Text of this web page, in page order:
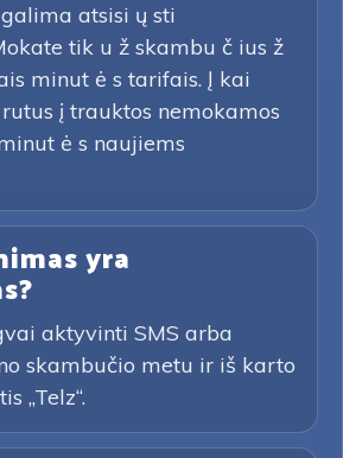
atsisi ų sti
tik u ž skambu č ius ž
minut ė s tarifais. Į kai
į trauktos nemokamos
ė s naujiems
yra
aktyvinti SMS arba
skambučio metu ir iš karto
„Telz“.